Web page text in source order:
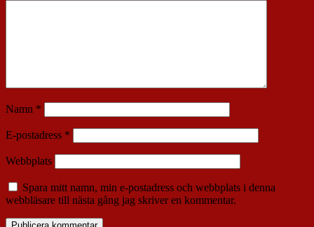
Namn *
E-postadress *
Webbplats
Spara mitt namn, min e-postadress och webbplats i denna
webbläsare till nästa gång jag skriver en kommentar.